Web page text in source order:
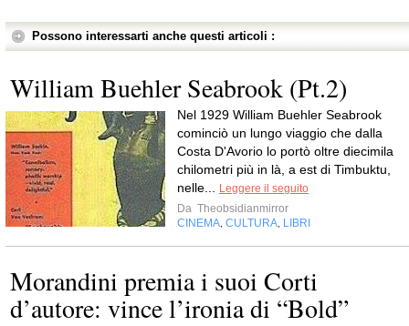
Possono interessarti anche questi articoli :
William Buehler Seabrook (Pt.2)
Nel 1929 William Buehler Seabrook
cominciò un lungo viaggio che dalla
Costa D'Avorio lo portò oltre diecimila
chilometri più in là, a est di Timbuktu,
nelle...
Leggere il seguito
Da Theobsidianmirror
CINEMA CULTURA LIBRI
Morandini premia i suoi Corti
d’autore: vince l’ironia di “Bold”